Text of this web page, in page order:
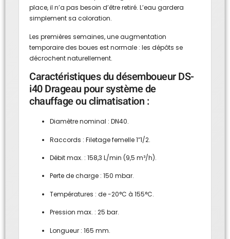
place, il n’a pas besoin d’être retiré. L’eau gardera
simplement sa coloration.
Les premières semaines, une augmentation
temporaire des boues est normale : les dépôts se
décrochent naturellement.
Caractéristiques du désemboueur DS-
i40 Drageau pour système de
chauffage ou climatisation :
Diamètre nominal : DN40.
Raccords : Filetage femelle 1″1/2.
Débit max. : 158,3 L/min (9,5 m³/h).
Perte de charge : 150 mbar.
Températures : de -20°C à 155°C.
Pression max. : 25 bar.
Longueur : 165 mm.